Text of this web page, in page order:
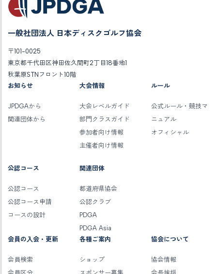
一般社団法人 日本ディスクゴルフ協会
〒101-0025
東京都千代田区神田佐久間町2丁目18番地1
秋葉原STNフロント10階
お知らせ
JPDGAから
関連団体から
大会情報
大会レベルガイド
部門クラスガイド
参加者向け情報
主催者向け情報
ルール
公式ルール・競技マ
ニュアル
オフィシャル
公認コース
公認コース
公認コース申請
コースの設計
関連団体
都道府県協会
公認クラブ
PDGA
PDGA Asia
会員の入会・更新
会員検索
各種ご案内
ショップ
協会について
協会情報